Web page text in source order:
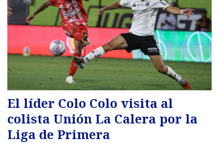
El líder Colo Colo visita al
colista Unión La Calera por la
Liga de Primera